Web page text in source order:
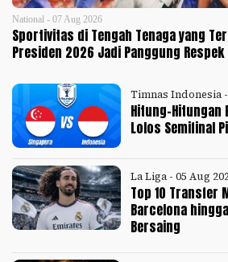
National - 07 Aug 2026
Sportivitas di Tengah Tenaga yang
Presiden 2026 Jadi Panggung
Timnas Indonesia
Hitung-Hitungan
Lolos Semifinal
La Liga - 05 Aug
Top 10 Transfer
Barcelona
Bersaing